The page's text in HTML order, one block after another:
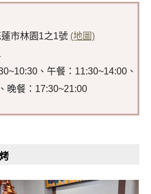
市林園1之1號 (地圖)
、午餐：11:30~14:00、
晚餐：17:30~21:00